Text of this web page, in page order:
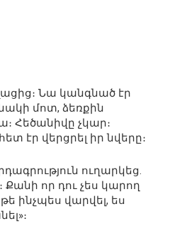
Նա կանգնած էր
մոտ, ձեռքին
Հեծանիվը չկար։
էր վերցրել իր նվերը։
ուղարկեց.
Քանի որ դու չես կարող
ինչպես վարվել, ես